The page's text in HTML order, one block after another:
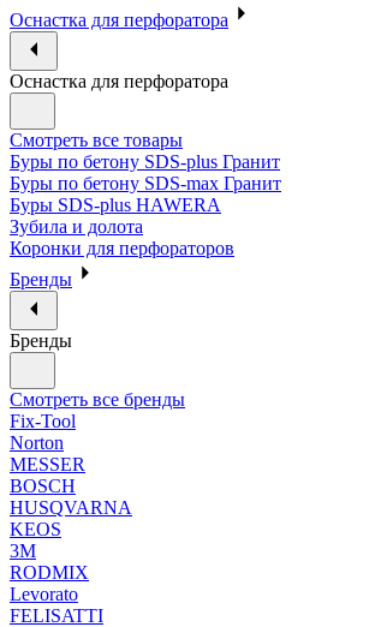
Оснастка для перфоратора
Оснастка для перфоратора
Смотреть все товары
Буры по бетону SDS-plus Гранит
Буры по бетону SDS-max Гранит
Буры SDS-plus HAWERA
Зубила и долота
Коронки для перфораторов
Бренды
Бренды
Смотреть все бренды
Fix-Tool
Norton
MESSER
BOSCH
HUSQVARNA
KEOS
3М
RODMIX
Levorato
FELISATTI